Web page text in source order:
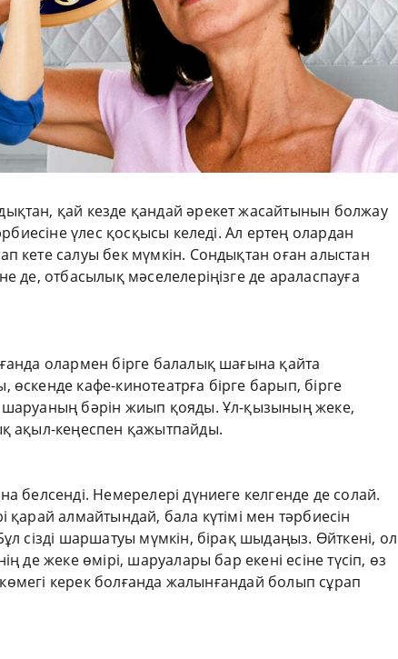
қай кезде қандай әрекет жасайтынын болжау
үлес қосқысы келеді. Ал ертең олардан
кете салуы бек мүмкін. Сондықтан оған алыстан
де, отбасылық мәселелеріңізге де араласпауға
олармен бірге балалық шағына қайта
кафе-кинотеатрға бірге барып, бірге
бәрін жиып қояды. Ұл-қызының жеке,
ақыл-кеңеспен қажытпайды.
белсенді. Немерелері дүниеге келгенде де солай.
алмайтындай, бала күтімі мен тәрбиесін
сізді шаршатуы мүмкін, бірақ шыдаңыз. Өйткені, ол
де жеке өмірі, шаруалары бар екені есіне түсіп, өз
көмегі керек болғанда жалынғандай болып сұрап